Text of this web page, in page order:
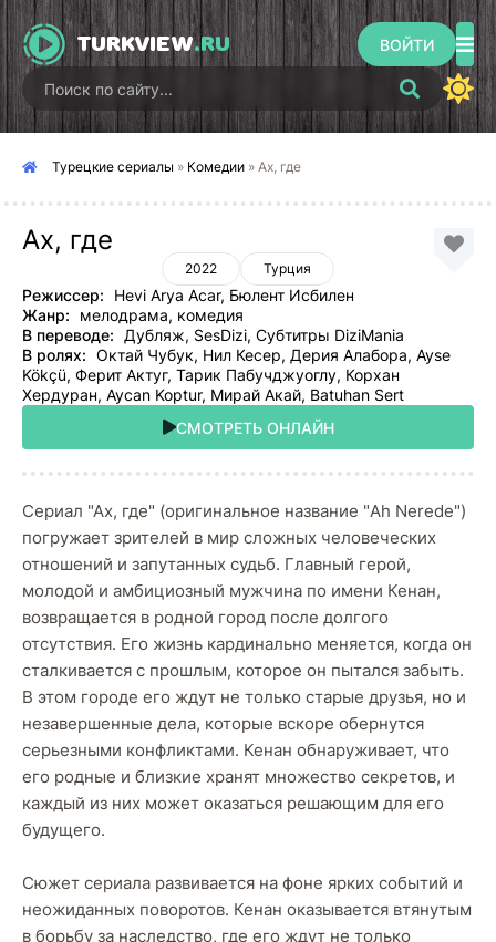
TURKVIEW.RU ВОЙТИ
Турецкие сериалы » Комедии » Ах, где
Ах, где
2022 Турция
Режиссер:
Hevi Arya Acar, Бюлент Исбилен
Жанр:
мелодрама, комедия
В переводе:
Дубляж, SesDizi, Субтитры DiziMania
В ролях: Октай Чубук, Нил Кесер, Дерия Алабора, Ayse
Kökçü, Ферит Актуг, Тарик Пабучджуоглу, Корхан
Хердуран, Aycan Koptur, Мирай Акай, Batuhan Sert
СМОТРЕТЬ ОНЛАЙН
Сериал "Ах, где" (оригинальное название "Ah Nerede")
погружает зрителей в мир сложных человеческих
отношений и запутанных судьб. Главный герой,
молодой и амбициозный мужчина по имени Кенан,
возвращается в родной город после долгого
отсутствия. Его жизнь кардинально меняется, когда он
сталкивается с прошлым, которое он пытался забыть.
В этом городе его ждут не только старые друзья, но и
незавершенные дела, которые вскоре обернутся
серьезными конфликтами. Кенан обнаруживает, что
его родные и близкие хранят множество секретов, и
каждый из них может оказаться решающим для его
будущего.
Сюжет сериала развивается на фоне ярких событий и
неожиданных поворотов. Кенан оказывается втянутым
в борьбу за наследство, где его ждут не только